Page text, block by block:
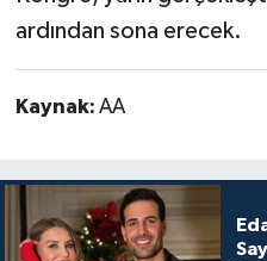
ardından sona erecek.
Kaynak: AA